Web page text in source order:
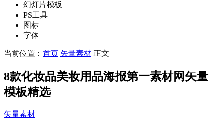
幻灯片模板
PS工具
图标
字体
当前位置： 首页 矢量素材 正文
8款化妆品美妆用品海报第一素材网矢量
模板精选
矢量素材